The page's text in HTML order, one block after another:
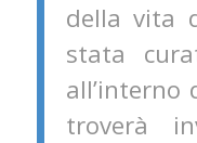
della vita
stata
all’interno
troverà